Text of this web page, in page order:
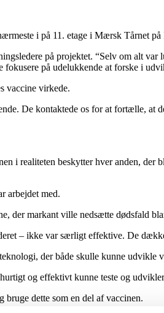
i på 11. etage i Mærsk Tårnet på
på projektet. “Selv om alt var
fokusere på udelukkende at forske i
vaccine virkede.
De kontaktede os for at fortælle, at
i realiteten beskytter hver anden,
arbejdet med.
der markant ville nedsætte dødsfald
– ikke var særligt effektive. De
der både skulle kunne
og effektivt kunne teste og
bruge dette som en del af vaccinen.